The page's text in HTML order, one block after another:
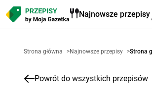
Najnowsze przepisy
Strona główna >Najnowsze przepisy >Strona
Powrót do wszystkich przepisów